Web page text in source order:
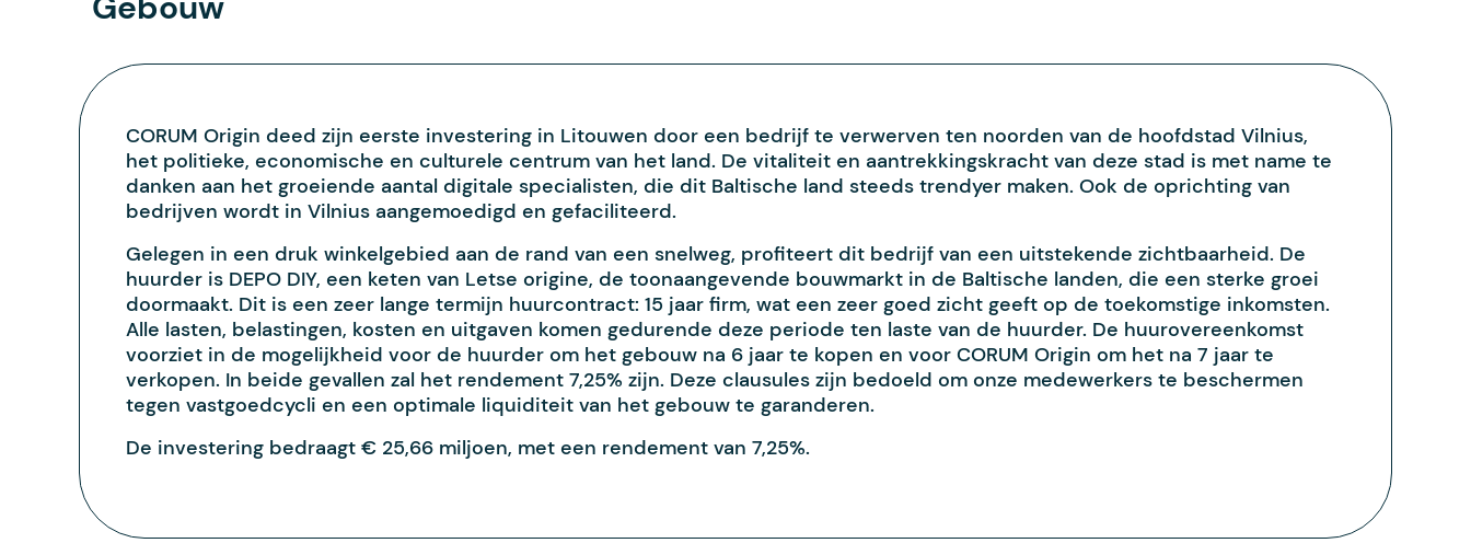
CORUM Origin deed zijn eerste investering in Litouwen door een bedrijf te verwerven ten noorden van de hoofdstad Vilnius,
het politieke, economische en culturele centrum van het land. De vitaliteit en aantrekkingskracht van deze stad is met name te
danken aan het groeiende aantal digitale specialisten, die dit Baltische land steeds trendyer maken. Ook de oprichting van
bedrijven wordt in Vilnius aangemoedigd en gefaciliteerd.
Gelegen in een druk winkelgebied aan de rand van een snelweg, profiteert dit bedrijf van een uitstekende zichtbaarheid. De
huurder is DEPO DIY, een keten van Letse origine, de toonaangevende bouwmarkt in de Baltische landen, die een sterke groei
doormaakt. Dit is een zeer lange termijn huurcontract: 15 jaar firm, wat een zeer goed zicht geeft op de toekomstige inkomsten.
Alle lasten, belastingen, kosten en uitgaven komen gedurende deze periode ten laste van de huurder. De huurovereenkomst
voorziet in de mogelijkheid voor de huurder om het gebouw na 6 jaar te kopen en voor CORUM Origin om het na 7 jaar te
verkopen. In beide gevallen zal het rendement 7,25% zijn. Deze clausules zijn bedoeld om onze medewerkers te beschermen
tegen vastgoedcycli en een optimale liquiditeit van het gebouw te garanderen.
De investering bedraagt € 25,66 miljoen, met een rendement van 7,25%.